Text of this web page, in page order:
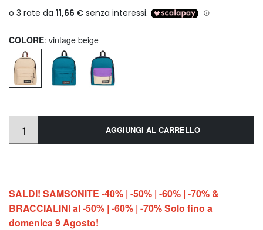
COLORE: vintage beige
AGGIUNGI AL CARRELLO
SALDI! SAMSONITE -40% | -50% | -60% | -70% &
BRACCIALINI al -50% | -60% | -70% Solo fino a
domenica 9 Agosto!